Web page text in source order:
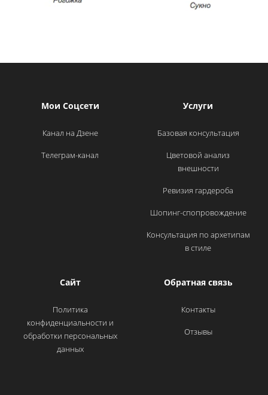
Мои Соцсети
Канал на Дзене
Телеграм-канал
Услуги
Базовая консультация
Цветовой анализ
внешности
Ревизия гардероба
Шопинг-спопровождение
Консультация по архетипам
в стиле
Сайт
Политика
конфиденциальности и
обработки персональных
данных
Обратная связь
Контакты
Отзывы